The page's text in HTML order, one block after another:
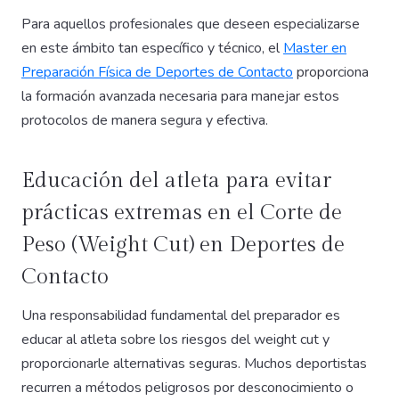
Para aquellos profesionales que deseen especializarse
en este ámbito tan específico y técnico, elMaster en
Preparación Física de Deportes de Contactoproporciona
la formación avanzada necesaria para manejar estos
protocolos de manera segura y efectiva.
Educación del atleta para evitar
prácticas extremas en el Corte de
Peso (Weight Cut) en Deportes de
Contacto
Una responsabilidad fundamental del preparador es
educar al atleta sobre los riesgos del weight cut y
proporcionarle alternativas seguras. Muchos deportistas
recurren a métodos peligrosos por desconocimiento o